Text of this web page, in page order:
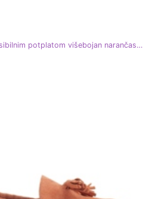
Marco Shoes Loaferice s fleksibilnim potplatom višebojan narančasta